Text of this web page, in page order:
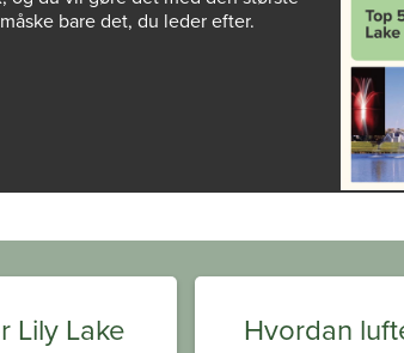
bare det, du leder efter.
Lily Lake
Hvordan